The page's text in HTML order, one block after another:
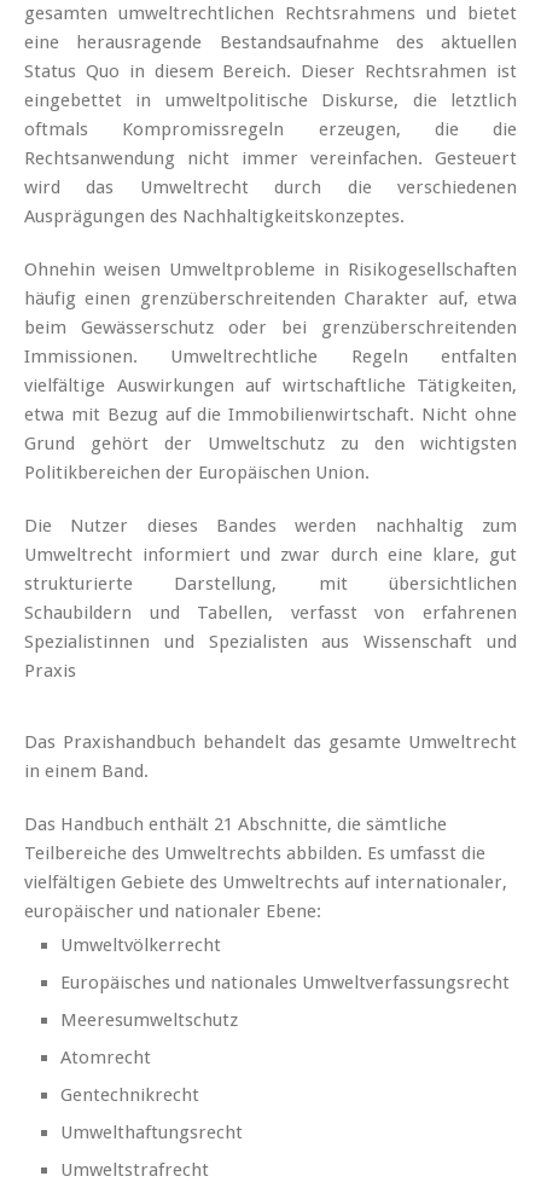
gesamten umweltrechtlichen Rechtsrahmens und bietet
eine herausragende Bestandsaufnahme des aktuellen
Status Quo in diesem Bereich. Dieser Rechtsrahmen ist
eingebettet in umweltpolitische Diskurse, die letztlich
oftmals Kompromissregeln erzeugen, die die
Rechtsanwendung nicht immer vereinfachen. Gesteuert
wird das Umweltrecht durch die verschiedenen
Ausprägungen des Nachhaltigkeitskonzeptes.
Ohnehin weisen Umweltprobleme in Risikogesellschaften
häufig einen grenzüberschreitenden Charakter auf, etwa
beim Gewässerschutz oder bei grenzüberschreitenden
Immissionen. Umweltrechtliche Regeln entfalten
vielfältige Auswirkungen auf wirtschaftliche Tätigkeiten,
etwa mit Bezug auf die Immobilienwirtschaft. Nicht ohne
Grund gehört der Umweltschutz zu den wichtigsten
Politikbereichen der Europäischen Union.
Die Nutzer dieses Bandes werden nachhaltig zum
Umweltrecht informiert und zwar durch eine klare, gut
strukturierte Darstellung, mit übersichtlichen
Schaubildern und Tabellen, verfasst von erfahrenen
Spezialistinnen und Spezialisten aus Wissenschaft und
Praxis
Das Praxishandbuch behandelt das gesamte Umweltrecht
in einem Band.
Das Handbuch enthält 21 Abschnitte, die sämtliche
Teilbereiche des Umweltrechts abbilden. Es umfasst die
vielfältigen Gebiete des Umweltrechts auf internationaler,
europäischer und nationaler Ebene:
Umweltvölkerrecht
Europäisches und nationales Umweltverfassungsrecht
Meeresumweltschutz
Atomrecht
Gentechnikrecht
Umwelthaftungsrecht
Umweltstrafrecht